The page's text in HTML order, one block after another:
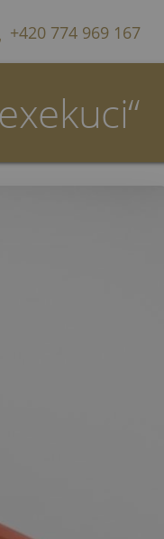
+420 774 969 167